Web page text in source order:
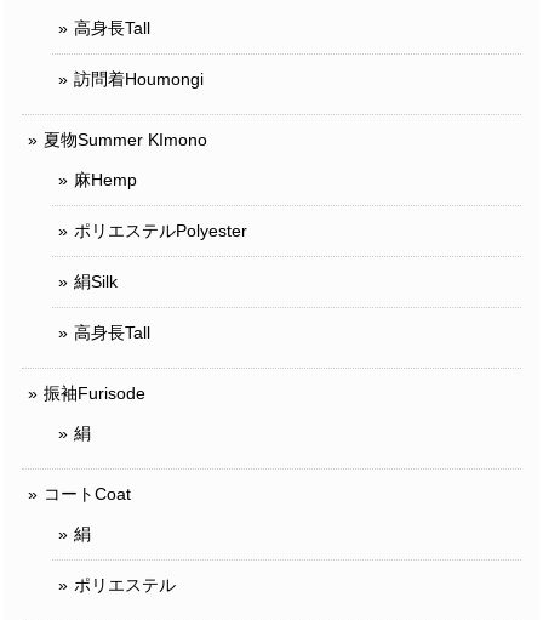
高身長Tall
訪問着Houmongi
夏物Summer KImono
麻Hemp
ポリエステルPolyester
絹Silk
高身長Tall
振袖Furisode
絹
コートCoat
絹
ポリエステル